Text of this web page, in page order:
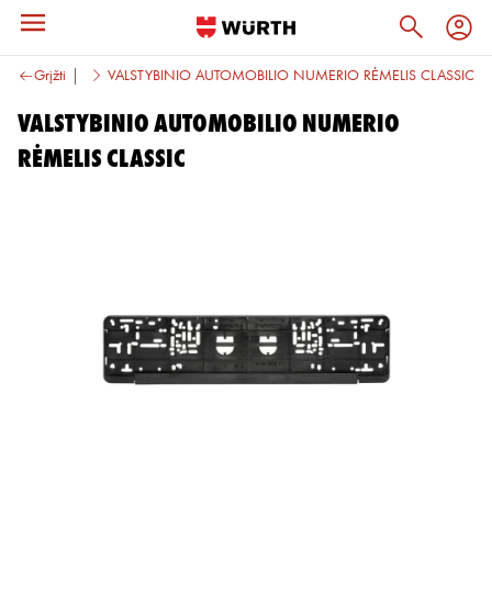
Grįžti
ir priedai VALSTYBINIO AUTOMOBILIO NUMERIO RĖMELIS CLASSIC
VALSTYBINIO AUTOMOBILIO NUMERIO
RĖMELIS CLASSIC